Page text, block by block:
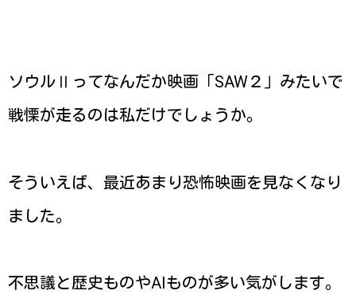
ソウルⅡってなんだか映画「SAW２」みたいで
戦慄が走るのは私だけでしょうか。
そういえば、最近あまり恐怖映画を見なくなり
ました。
不思議と歴史ものやAIものが多い気がします。